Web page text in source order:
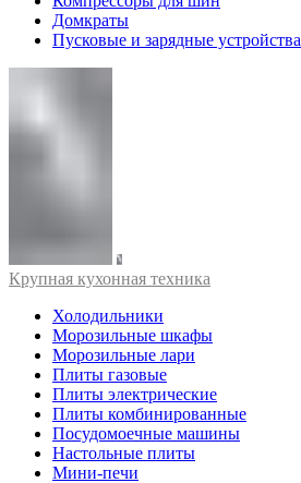
Домкраты
Пусковые и зарядные устройства
Крупная кухонная техника
Холодильники
Морозильные шкафы
Морозильные лари
Плиты газовые
Плиты электрические
Плиты комбинированные
Посудомоечные машины
Настольные плиты
Мини-печи